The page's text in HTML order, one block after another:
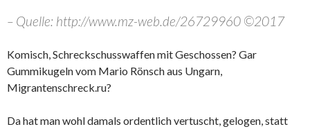
– Quelle: http://www.mz-web.de/26729960 ©2017
Komisch, Schreckschusswaffen mit Geschossen? Gar
Gummikugeln vom Mario Rönsch aus Ungarn,
Migrantenschreck.ru?
Da hat man wohl damals ordentlich vertuscht, gelogen, statt